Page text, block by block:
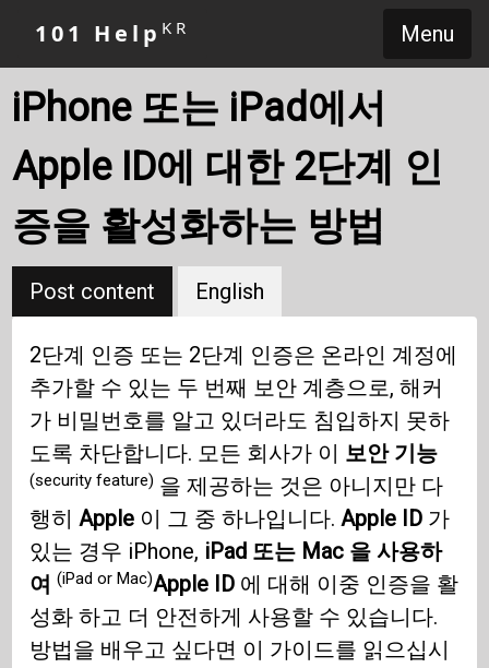
Menu
101 Help KR
iPhone 또는 iPad에서
Apple ID에 대한 2단계 인
증을 활성화하는 방법
Post content English
2단계 인증 또는 2단계 인증은 온라인 계정에
추가할 수 있는 두 번째 보안 계층으로, 해커
가 비밀번호를 알고 있더라도 침입하지 못하
도록 차단합니다. 모든 회사가 이 보안 기능
(security feature) 을 제공하는 것은 아니지만 다
행히Apple 이 그 중 하나입니다.Apple ID 가
있는 경우 iPhone, iPad 또는 Mac 을 사용하
여(iPad or Mac)Apple ID 에 대해 이중 인증을 활
성화 하고 더 안전하게 사용할 수 있습니다.
방법을 배우고 싶다면 이 가이드를 읽으십시